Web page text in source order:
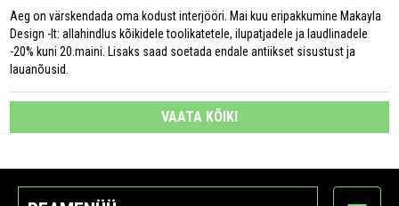
Aeg on värskendada oma kodust interjööri. Mai kuu eripakkumine Makayla
Design -lt: allahindlus kõikidele toolikatetele, ilupatjadele ja laudlinadele
-20% kuni 20.maini. Lisaks saad soetada endale antiikset sisustust ja
lauanõusid.
VAATA KÕIKI